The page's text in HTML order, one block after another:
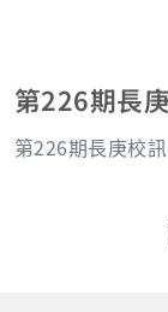
第226期長
第226期長庚校訊